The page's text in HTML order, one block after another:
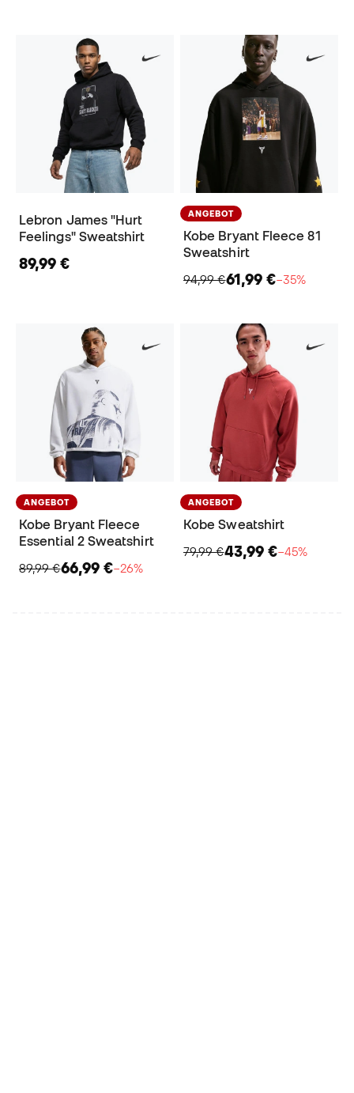
Lebron James "Hurt
Feelings" Sweatshirt
89,99 €
ANGEBOT
Kobe Bryant Fleece 81
Sweatshirt
94,99 €61,99 €−35%
ANGEBOT
Kobe Bryant Fleece
Essential 2 Sweatshirt
89,99 €66,99 €−26%
ANGEBOT
Kobe Sweatshirt
79,99 €43,99 €−45%